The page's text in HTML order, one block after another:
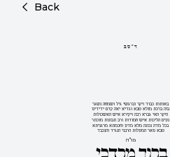
Back
מו"ה
טבא פאר המעלות הרבני הנגיד והנכבד
בכל מדה נכונה מלא מדע וחכמתא מרגניתא
נעים הליכות איש חמודות ורב תבונות מוכתר
היקר האי גברא רבה ויקירא איש האשכולות
בזה ברכת מזלא טבא וגדיא יאה קדם ידידינו
באותות כבוד ויקר וברגשי גיל ושמחה נשגר
בס"ד